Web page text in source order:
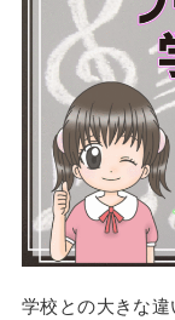
学校との大きな